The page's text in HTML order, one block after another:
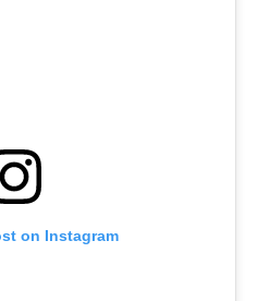
on Instagram